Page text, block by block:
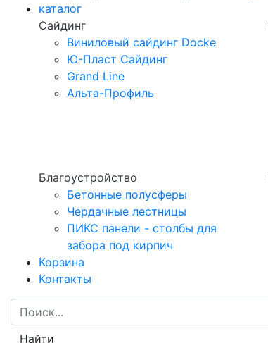
каталог
Сайдинг
Виниловый сайдинг Docke
Ю-Пласт Сайдинг
Grand Line
Альта-Профиль
Благоустройство
Бетонные полусферы
Чердачные лестницы
ПИКС панели - столбы для
забора под кирпич
Корзина
Контакты
Найти